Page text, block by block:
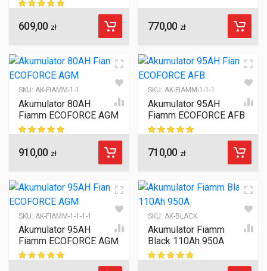
ocen klientów
609,00 zł 770,00 zł
SKU: AK-FIAMM-1-1
Akumulator 80AH
Fiamm ECOFORCE AGM
ocen klientów
910,00 zł
SKU: AK-FIAMM-1-1-1
Akumulator 95AH
Fiamm ECOFORCE AFB
ocen klientów
710,00 zł
SKU: AK-FIAMM-1-1-1-1
Akumulator 95AH
Fiamm ECOFORCE AGM
SKU: AK-BLACK
Akumulator Fiamm
Black 110Ah 950A